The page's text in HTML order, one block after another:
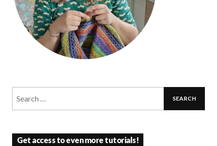
Get access to even more tutorials!